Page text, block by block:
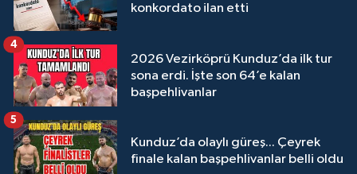
konkordato ilan etti
2026 Vezirköprü Kunduz’da ilk tur
sona erdi. İşte son 64’e kalan
başpehlivanlar
4
Kunduz’da olaylı güreş... Çeyrek
finale kalan başpehlivanlar belli oldu
5